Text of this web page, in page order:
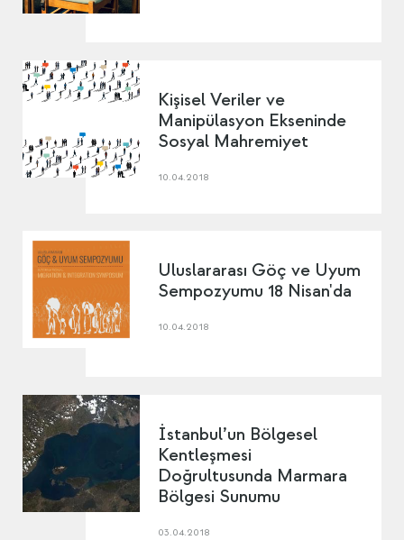
Kişisel Veriler ve
Manipülasyon Ekseninde
Sosyal Mahremiyet
10.04.2018
Uluslararası Göç ve Uyum
Sempozyumu 18 Nisan'da
10.04.2018
İstanbul’un Bölgesel
Kentleşmesi
Doğrultusunda Marmara
Bölgesi Sunumu
03.04.2018